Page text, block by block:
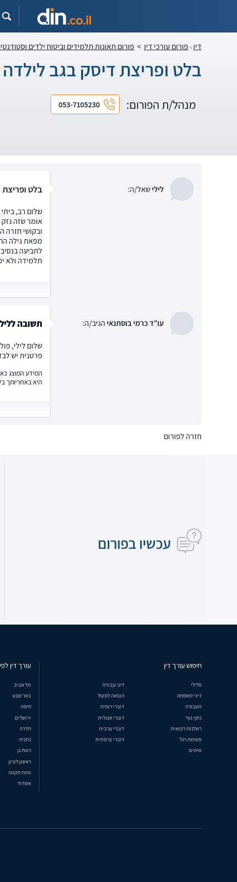
דין פורום עורכי דין > פורום תאונות תלמידים וביטוח ילדים
בלט ופריצת דיסק בגב לילדה
מנהל/ת הפורום: 053-7105230
לילישאל/ה: בלט ופריצת
אומר שזה
ובקושי חזרה
מפאת גילה
לתביעה
תלמידה ולא
עו"ד כרמי בוסתנאי הגיב/ה: תשובה
פרטנית יש
המידע המוצג
היא באחריותך
חזרה לפורום
עכשיו בפורום
חיפוש עורך דין
פלילי
דיני עבודה
דיני משפחה
הוצאה לפועל
תעבורה
דוברי רוסית
נזקי גוף
דוברי אנגלית
רשלנות רפואית
דוברי ערבית
פשיטת רגל
דוברי צרפתית
מיסים
עורך דין
תל אביב
באר שבע
חיפה
ירושלים
חדרה
נתניה
רמת גן
ראשון לציון
פתח תקווה
אשדוד